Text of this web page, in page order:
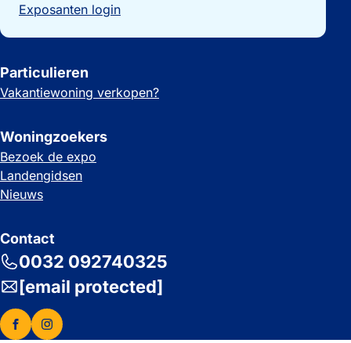
Exposanten login
Particulieren
Vakantiewoning verkopen?
Woningzoekers
Bezoek de expo
Landengidsen
Nieuws
Contact
0032 092740325
[email protected]